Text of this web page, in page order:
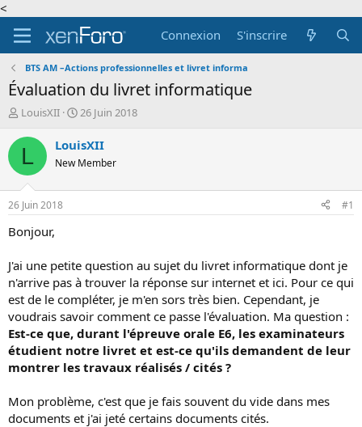
<
Connexion
S'inscrire
BTS AM –Actions professionnelles et livret informa
Évaluation du livret informatique
A
t
r
d
e
l
i
s
c
u
s
i
o
LouisXII
D
t
d
é
26 Juin 2018
L LouisXII
New Member
26 Juin 2018 #1
Bonjour,
J'ai une petite question au sujet du livret informatique dont je
n'arrive pas à trouver la réponse sur internet et ici. Pour ce qui
est de le compléter, je m'en sors très bien. Cependant, je
voudrais savoir comment ce passe l'évaluation. Ma question :
Est-ce que, durant l'épreuve orale E6, les examinateurs
étudient notre livret et est-ce qu'ils demandent de leur
montrer les travaux réalisés / cités ?
Mon problème, c'est que je fais souvent du vide dans mes
documents et j'ai jeté certains documents cités.